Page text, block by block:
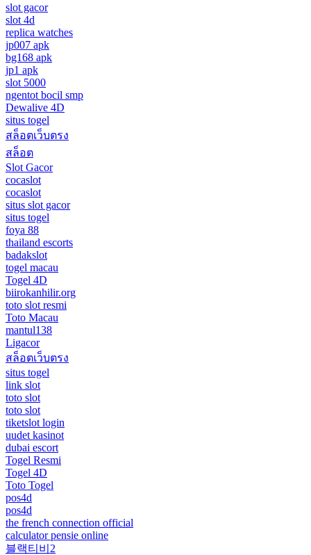
slot gacor
slot 4d
replica watches
jp007 apk
bg168 apk
jp1 apk
slot 5000
ngentot bocil smp
Dewalive 4D
situs togel
สล็อตเว็บตรง
สล็อต
Slot Gacor
cocaslot
cocaslot
situs slot gacor
situs togel
foya 88
thailand escorts
badakslot
togel macau
Togel 4D
biirokanhilir.org
toto slot resmi
Toto Macau
mantul138
Ligacor
สล็อตเว็บตรง
situs togel
link slot
toto slot
toto slot
tiketslot login
uudet kasinot
dubai escort
Togel Resmi
Togel 4D
Toto Togel
pos4d
pos4d
the french connection official
calculator pensie online
블랙티비2